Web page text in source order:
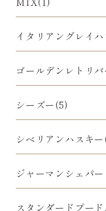
イタリアングレイ
ゴールデンレトリ
シーズー(5)
シベリアンハスキ
ジャーマンシェパ
スタンダードプー